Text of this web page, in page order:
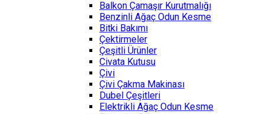
Balkon Çamaşır Kurutmalığı
Benzinli Ağaç Odun Kesme
Bitki Bakımı
Çektirmeler
Çeşitli Ürünler
Civata Kutusu
Çivi
Çivi Çakma Makinası
Dubel Çeşitleri
Elektrikli Ağaç Odun Kesme